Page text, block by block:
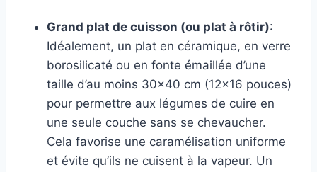
Grand plat de cuisson (ou plat à rôtir):
Idéalement, un plat en céramique, en verre
borosilicaté ou en fonte émaillée d’une
taille d’au moins 30×40 cm (12×16 pouces)
pour permettre aux légumes de cuire en
une seule couche sans se chevaucher.
Cela favorise une caramélisation uniforme
et évite qu’ils ne cuisent à la vapeur. Un